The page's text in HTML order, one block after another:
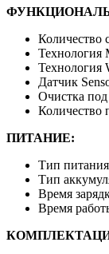
Количество
Технология
Технология
Датчик
Очистка
Количество
ПИТАНИЕ:
Тип
Тип
Время
Время